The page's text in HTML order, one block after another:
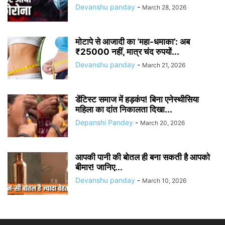
Devanshu panday - March 28, 2026
मोटापे से आजादी का ‘महा-धमाका’: अब
₹25000 नहीं, मात्र चंद रुपयों...
Devanshu panday - March 21, 2026
डेंटिस्ट समाज में हड़कंप! बिना एनेस्थीसिया
महिला का दांत निकालता दिखा...
Depanshi Pandey - March 20, 2026
आपकी पानी की बोतल ही बना सकती है आपको
बीमार! जानिए...
Devanshu panday - March 10, 2026